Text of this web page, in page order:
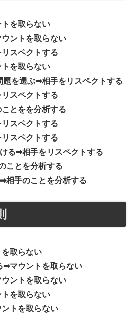
を取らない
ントを取らない
スペクトする
を取らない
題を選ぶ➡︎相手をリスペクトする
スペクトする
とをを分析する
スペクトする
スペクトする
る➡︎相手をリスペクトする
ことを分析する
相手のことを分析する
取らない
➡︎マウントを取らない
ントを取らない
を取らない
トを取らない